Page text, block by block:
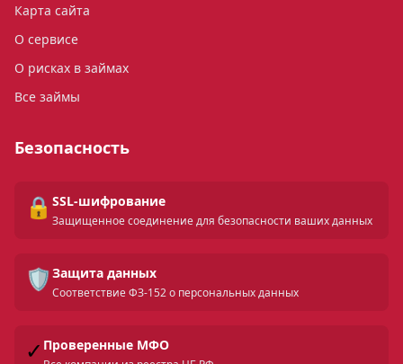
Карта сайта
О сервисе
О рисках в займах
Все займы
Безопасность
🔒 SSL-шифрование
Защищенное соединение для безопасности ваших данных
🛡️ Защита данных
Соответствие ФЗ-152 о персональных данных
✓ Проверенные МФО